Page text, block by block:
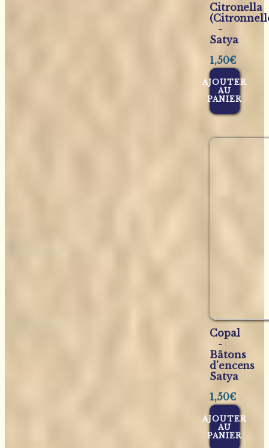
Citronella
-
Satya
1,50€
AJOUTER
AU
PANIER
Copal
-
Bâtons
d'encens
Satya
1,50€
AJOUTER
AU
PANIER